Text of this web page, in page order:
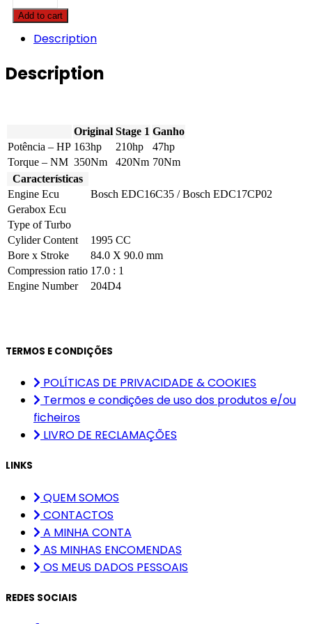
X3
-
163hp
Add to cart
Description
Description
Original Stage 1 Ganho
Potência – HP 163hp 210hp
47hp
Torque – NM 350Nm 420Nm 70Nm
Características
Engine Ecu
Bosch EDC16C35 / Bosch EDC17CP02
Gerabox Ecu
Type of Turbo
Cylider Content
1995 CC
Bore x Stroke
84.0 X 90.0 mm
Compression ratio 17.0 : 1
Engine Number
204D4
TERMOS E CONDIÇÕES
POLÍTICAS DE PRIVACIDADE & COOKIES
Termos e condições de uso dos produtos e/ou
ficheiros
LIVRO DE RECLAMAÇÕES
LINKS
QUEM SOMOS
CONTACTOS
A MINHA CONTA
AS MINHAS ENCOMENDAS
OS MEUS DADOS PESSOAIS
REDES SOCIAIS